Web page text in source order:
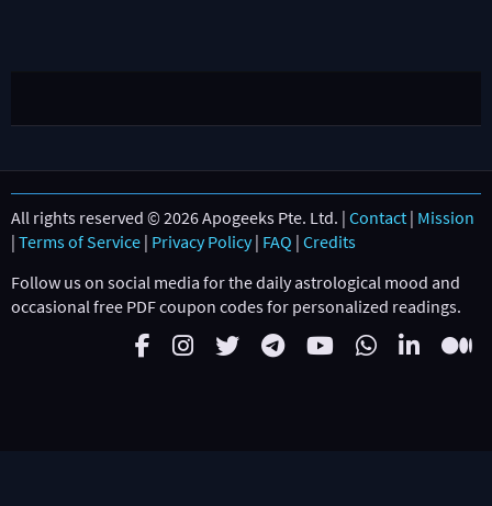
All rights reserved © 2026 Apogeeks Pte. Ltd. | Contact | Mission
| Terms of Service | Privacy Policy| FAQ | Credits
Follow us on social media for the daily astrological mood and
occasional free PDF coupon codes for personalized readings.